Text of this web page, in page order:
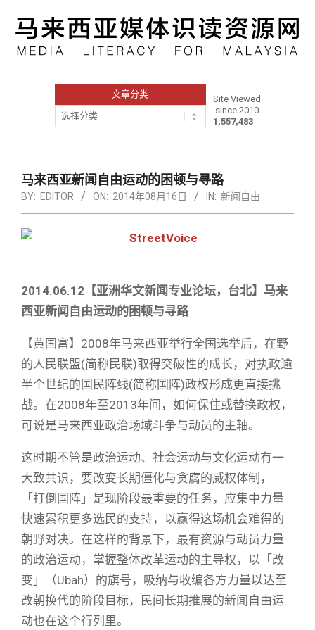
content
文章分类
文
章
Site Viewed
since 2010
1,557,483
Navigation
Menu
马来西亚新闻自由运动的困顿与寻路
BY: EDITOR ON: 2014年08月16日 IN: 新闻自由
2014.06.12【亚洲华文新闻专业论坛，台北】马来
西亚新闻自由运动的困顿与寻路
【黄国富】2008年马来西亚举行全国选举后，在野
的人民联盟(简称民联)取得突破性的成长，对执政逾
半个世纪的国民阵线(简称国阵)政权形成更直接挑
战。在2008年至2013年间，如何保住或替换政权，
可说是马来西亚政治场域斗争与动员的主轴。
这时期不管是政治运动、社会运动与文化运动有一
大致共识，要改变长期僵化与贪腐的威权体制，
「打倒国阵」是现阶段最重要的任务，应集中力量
快速累积更多选民的支持，以赢得这场机会难得的
朝野对决。在这样的背景下，最有资源与动员力量
的政治运动，掌握整体改革运动的主导权，以「改
变」（Ubah）的旗号，吸纳与收编各方力量以达至
改朝换代的阶段目标，民间长期推展的新闻自由运
动也在这个行列里。